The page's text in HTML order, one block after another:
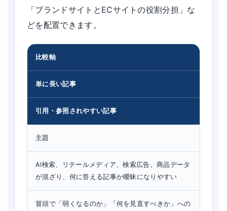
「ブランドサイトとECサイトの役割分担」な
どを配置できます。
比較軸
単に長い記事
引用・参照されやすい記事
主題
AI検索、リテールメディア、検索広告、商品データ
が混ざり、何に答える記事か曖昧になりやすい
冒頭で「弱くなるのか」「何を見直すべきか」への